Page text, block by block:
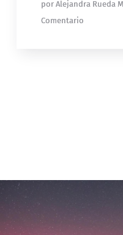
por Alejandra Rueda
Comentario